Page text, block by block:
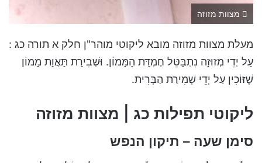
מצוות מזוזה
מעלת מצוות מזוזה מובא ליקוטי מוהר"ן חלק א תורה כג :
עַל יְדֵי מְזוּזָה נִתְבַּטֵּל חֶמְדַּת הַמָּמוֹן. וּשְׁבִירַת תַּאֲוַת מָמוֹן
שֶׁזּוֹכִין עַל יְדֵי שְׁמִירַת הַבְּרִית.
ליקוטי תפילות כג | מצוות מזוזה
סימן שעה – תיקון הנפש